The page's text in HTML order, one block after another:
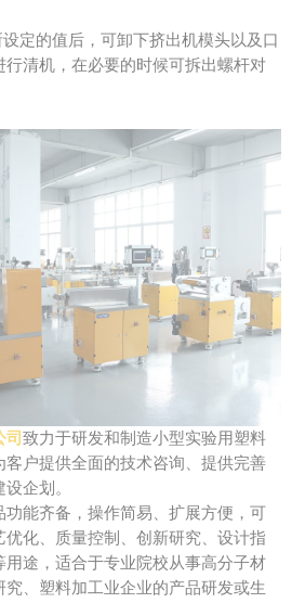
的值后，可卸下挤出机模头以及口
行清机，在必要的时候可拆出螺杆对
司致力于研发和制造小型实验用塑料
客户提供全面的技术咨询、提供完善
企划。
功能齐备，操作简易、扩展方便，可
优化、质量控制、创新研究、设计指
用途，适合于专业院校从事高分子材
、塑料加工业企业的产品研发或生